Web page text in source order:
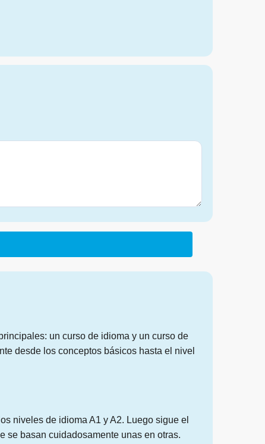
un curso de idioma y un curso de
desde los conceptos básicos hasta el nivel
niveles de idioma A1 y A2. Luego sigue el
se basan cuidadosamente unas en otras.